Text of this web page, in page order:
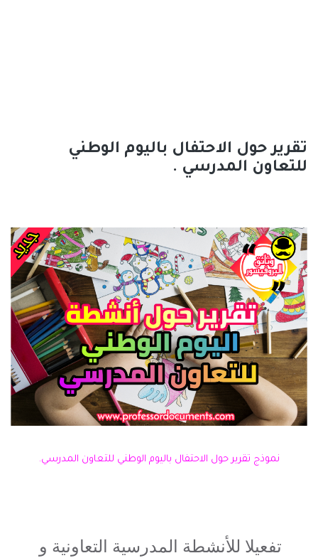
تقرير حول الاحتفال باليوم الوطني
للتعاون المدرسي .
نموذج تقرير حول الاحتفال باليوم الوطني للتعاون المدرسي.
تفعيلا للأنشطة المدرسية التعاونية و